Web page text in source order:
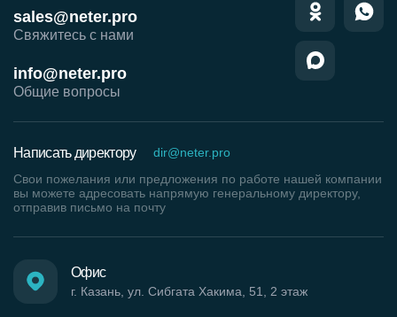
sales@neter.pro
Свяжитесь с нами
info@neter.pro
Общие вопросы
Офис
г. Казань, ул. Сибгата Хакима, 51, 2 этаж
Написать директору
dir@neter.pro
Свои пожелания или предложения по работе нашей компании
вы можете адресовать напрямую генеральному директору,
отправив письмо на почту